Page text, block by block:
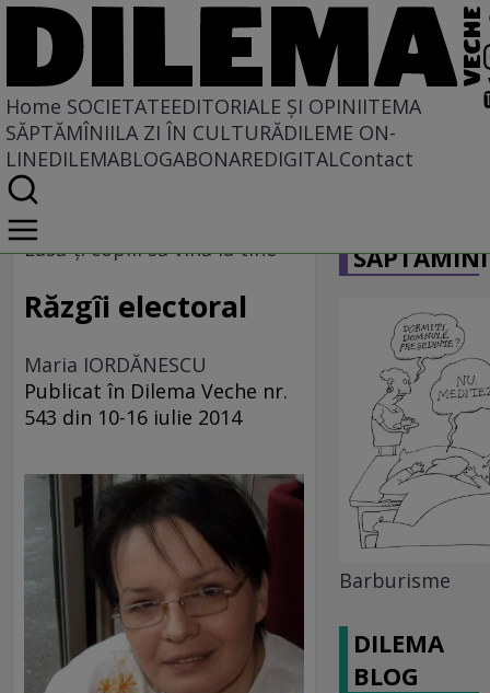
Home SOCIETATEEDITORIALE ȘI OPINIITEMA
SĂPTĂMÎNIILA ZI ÎN CULTURĂDILEME ON-
LINEDILEMABLOGABONAREDIGITALContact
Home
Societate
Lasă-ţi copiii să vină la tine
Răzgîi electoral
Maria IORDĂNESCU
Publicat în Dilema Veche nr.
543 din 10-16 iulie 2014
Barburisme
DILEMA
BLOG